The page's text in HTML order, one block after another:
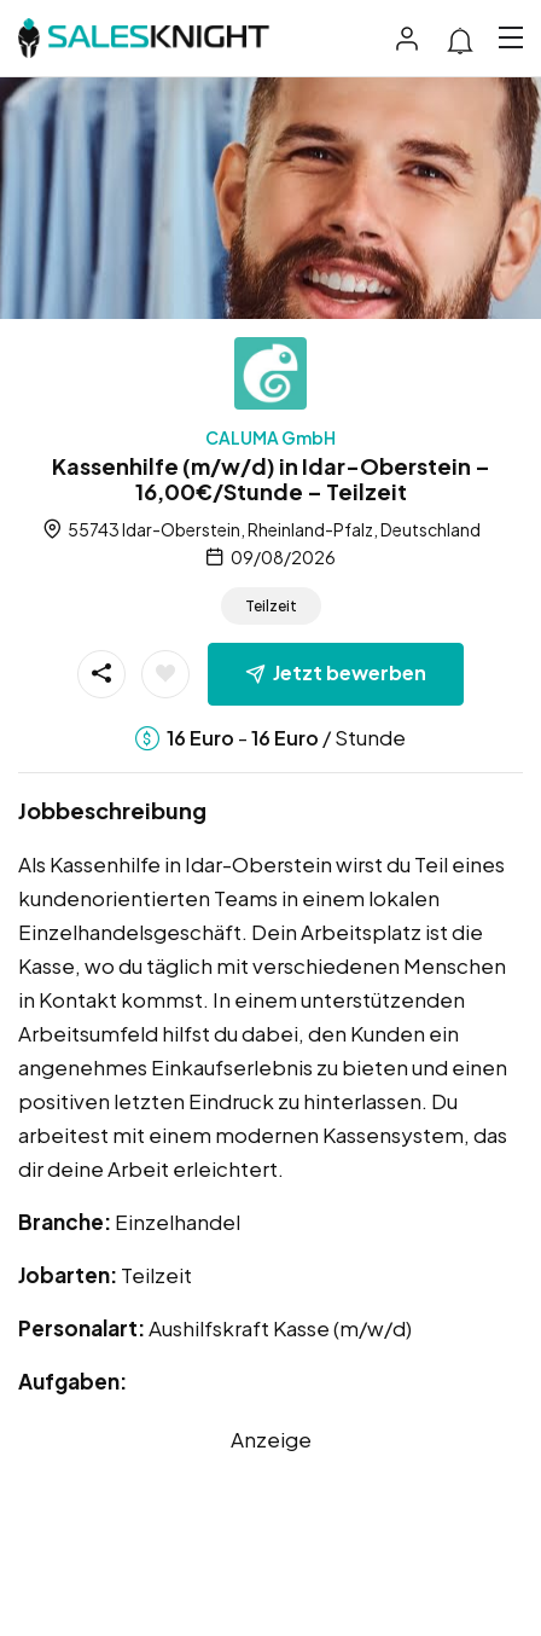
CALUMA GmbH
Kassenhilfe (m/w/d) in Idar-Oberstein –
16,00€/Stunde – Teilzeit
55743 Idar-Oberstein, Rheinland-Pfalz, Deutschland
09/08/2026
Teilzeit
Jetzt bewerben
16 Euro -16 Euro / Stunde
Jobbeschreibung
Als Kassenhilfe in Idar-Oberstein wirst du Teil eines
kundenorientierten Teams in einem lokalen
Einzelhandelsgeschäft. Dein Arbeitsplatz ist die
Kasse, wo du täglich mit verschiedenen Menschen
in Kontakt kommst. In einem unterstützenden
Arbeitsumfeld hilfst du dabei, den Kunden ein
angenehmes Einkaufserlebnis zu bieten und einen
positiven letzten Eindruck zu hinterlassen. Du
arbeitest mit einem modernen Kassensystem, das
dir deine Arbeit erleichtert.
Branche: Einzelhandel
Jobarten: Teilzeit
Personalart:Aushilfskraft Kasse (m/w/d)
Aufgaben:
Anzeige